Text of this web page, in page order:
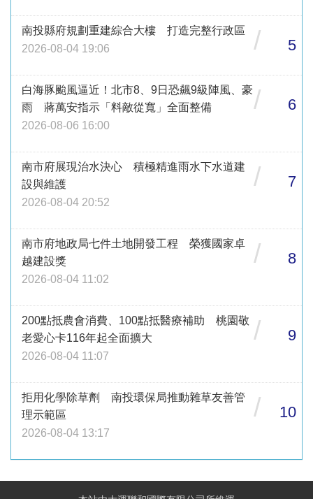
南投縣府規劃重建綜合大樓 打造完整行政區
2026-08-04 19:06
/ 5
白海豚颱風逼近！北市8、9日恐飆9級陣風、豪
雨 蔣萬安指示「料敵從寬」全面整備
2026-08-06 16:00
/ 6
南市府展現治水決心 積極精進雨水下水道建
設與維護
2026-08-04 20:52
/ 7
南市府地政局七件土地開發工程 榮獲國家卓
越建設獎
2026-08-04 11:02
/ 8
200點抵農會消費、100點抵醫療補助 桃園敬
老愛心卡116年起全面擴大
2026-08-04 11:07
/ 9
拒用化學除草劑 南投環保局推動雜草友善管
理示範區
2026-08-04 13:17
/ 10